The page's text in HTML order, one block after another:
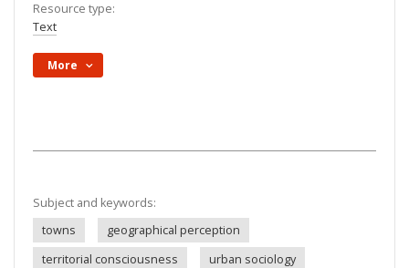
Resource type:
Text
More
Subject and keywords:
towns
geographical perception
territorial consciousness
urban sociology